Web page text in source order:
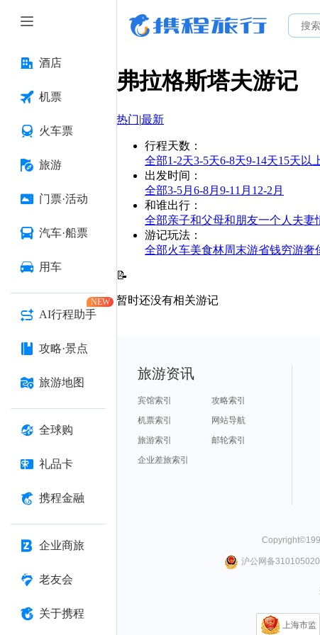
酒店
机票
火车票
旅游
门票·活动
汽车·船票
用车
AI行程助手
NEW
攻略·景点
旅游地图
全球购
礼品卡
携程金融
企业商旅
老友会
关于携程
弗拉格斯塔夫游记
热门|最新
行程天数 ：
全部1-2天3-5天6-8天9-14天15天以
出发时间 ：
全部3-5月 6-8月 9-11月 12-2月
和谁出行 ：
全部亲子和父母和朋友一个人 夫妻
游记玩法 ：
全部火车美食林周末游省钱穷游奢
📝
暂时还没有相关游记
旅游资讯
宾馆索引
攻略索引
机票索引
网站导航
旅游索引
邮轮索引
企业差旅索引
Copyright©
沪公网备
上海市监